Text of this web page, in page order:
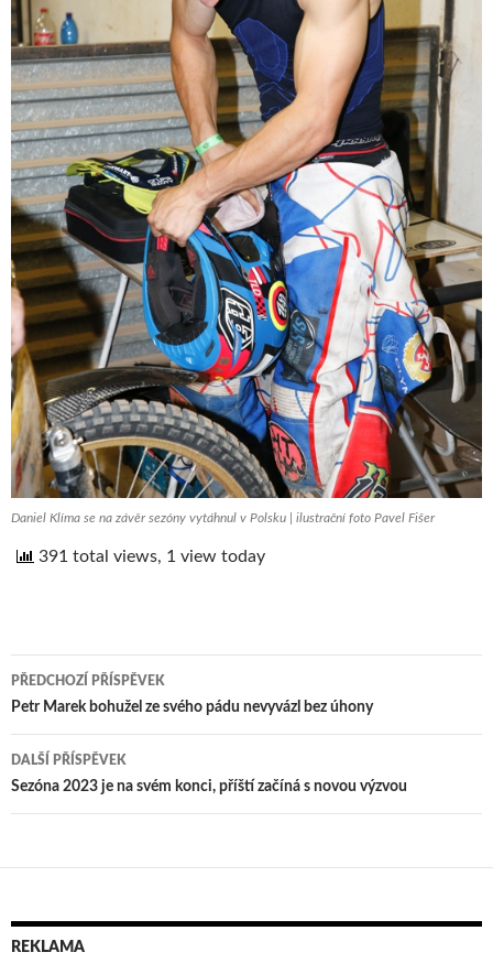
Daniel Klíma se na závěr sezóny vytáhnul v Polsku | ilustrační foto Pavel Fišer
391 total views, 1 view today
Navigace
pro
příspěvek
PŘEDCHOZÍ PŘÍSPĚVEK
Petr Marek bohužel ze svého pádu nevyvázl bez úhony
DALŠÍ PŘÍSPĚVEK
Sezóna 2023 je na svém konci, příští začíná s novou výzvou
REKLAMA